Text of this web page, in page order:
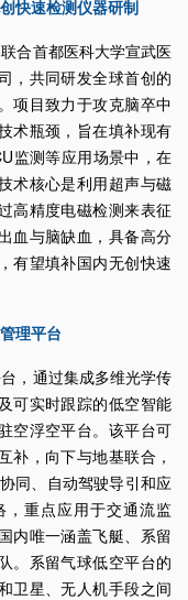
快速检测仪器研制
合首都医科大学宣武医
，共同研发全球首创的
项目致力于攻克脑卒中
术瓶颈，旨在填补现有
监测等应用场景中，在
术核心是利用超声与磁
高精度电磁检测来表征
血与脑缺血，具备高分
有望填补国内无创快速
理平台
，通过集成多维光学传
可实时跟踪的低空智能
空浮空平台。该平台可
补，向下与地基联合，
同、自动驾驶导引和应
重点应用于交通流监
内唯一涵盖飞艇、系留
。系留气球低空平台的
卫星、无人机手段之间